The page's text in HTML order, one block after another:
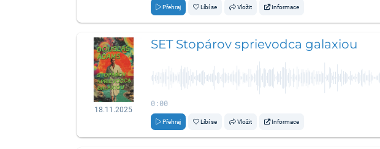
Přehraj Líbí se Vložit Informace
18.11.2025
SET Stopárov sprievodca galaxiou
0:00
Přehraj Líbí se Vložit Informace